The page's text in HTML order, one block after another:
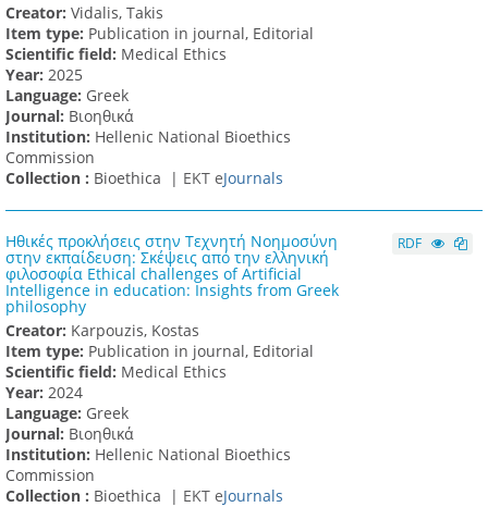
Creator: Vidalis, Takis
Item type: Publication in journal, Editorial
Scientific field: Medical Ethics
Υear: 2025
Language: Greek
Journal: Βιοηθικά
Institution: Hellenic National Bioethics
Commission
Collection : Bioethica | ΕΚΤ eJournals
Ηθικές προκλήσεις στην Τεχνητή Νοημοσύνη
στην εκπαίδευση: Σκέψεις από την ελληνική
φιλοσοφία Ethical challenges of Artificial
Intelligence in education: Insights from Greek
philosophy
Creator: Karpouzis, Kostas
Item type: Publication in journal, Editorial
Scientific field: Medical Ethics
Υear: 2024
Language: Greek
Journal: Βιοηθικά
Institution: Hellenic National Bioethics
Commission
Collection : Bioethica | ΕΚΤ eJournals
RDF